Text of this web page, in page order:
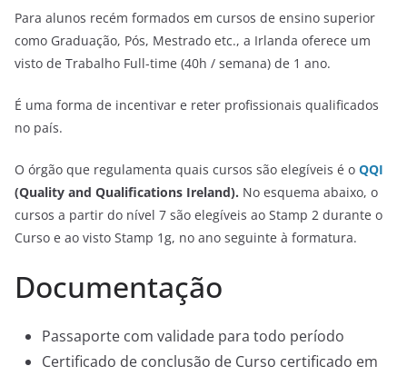
Para alunos recém formados em cursos de ensino superior
como Graduação, Pós, Mestrado etc., a Irlanda oferece um
visto de Trabalho Full-time (40h / semana) de 1 ano.
É uma forma de incentivar e reter profissionais qualificados
no país.
O órgão que regulamenta quais cursos são elegíveis é o QQI
(Quality and Qualifications Ireland). No esquema abaixo, o
cursos a partir do nível 7 são elegíveis ao Stamp 2 durante o
Curso e ao visto Stamp 1g, no ano seguinte à formatura.
Documentação
Passaporte com validade para todo período
Certificado de conclusão de Curso certificado em